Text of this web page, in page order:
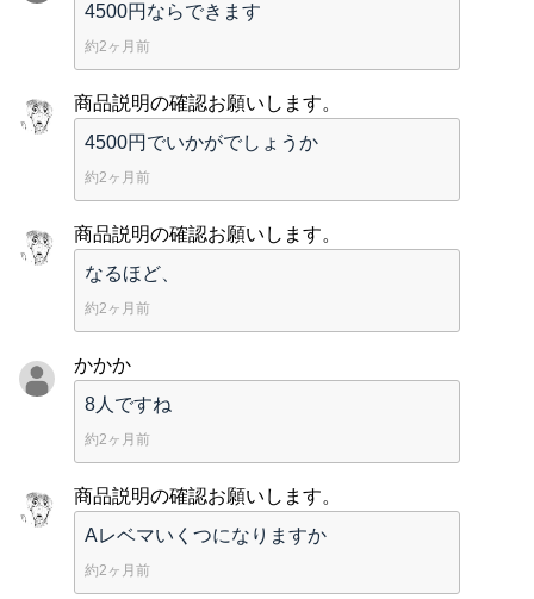
4500円ならできます
約2ヶ月前
商品説明の確認お願いします。
4500円でいかがでしょうか
約2ヶ月前
商品説明の確認お願いします。
なるほど、
約2ヶ月前
かかか
8人ですね
約2ヶ月前
商品説明の確認お願いします。
Aレベマいくつになりますか
約2ヶ月前